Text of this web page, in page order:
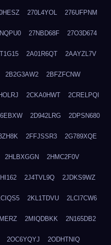
270L4YOL 276UFPNM
27NBD68F 27O3D674
2A01R6QT 2AAYZL7V
2B2G3AW2 2BFZFCNW
2CKA0HWT 2CRELPQI
2D942LRG 2DPSN680
2FFJSSR3 2G789XQE
2HLBXGGN 2HMC2F0V
2J4TVL9Q 2JDKS9WZ
2KL1TDVU 2LCI7CW6
2MIQDBKK 2N165DB2
2OC6YQYJ 2ODHTNIQ